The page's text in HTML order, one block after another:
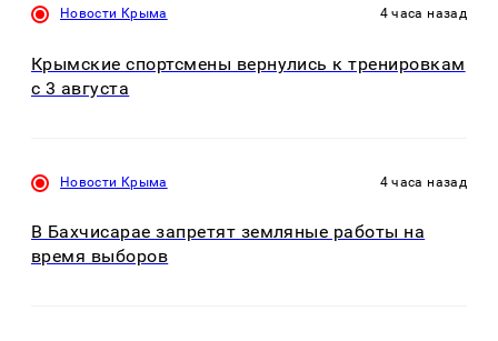
Новости Крыма 4 часа назад
Крымские спортсмены вернулись к тренировкам
с 3 августа
Новости Крыма 4 часа назад
В Бахчисарае запретят земляные работы на
время выборов